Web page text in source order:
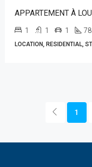
APPARTEMENT À
1 1 1 78
LOCATION, RESIDENTIAL,
1